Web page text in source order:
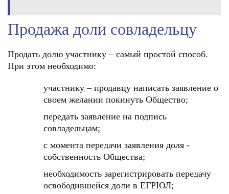
Продажа доли совладельцу
Продать долю участнику – самый простой способ.
При этом необходимо:
участнику – продавцу написать заявление о
своем желании покинуть Общество;
передать заявление на подпись
совладельцам;
с момента передачи заявления доля -
собственность Общества;
необходимость зарегистрировать передачу
освободившейся доли в ЕГРЮЛ;